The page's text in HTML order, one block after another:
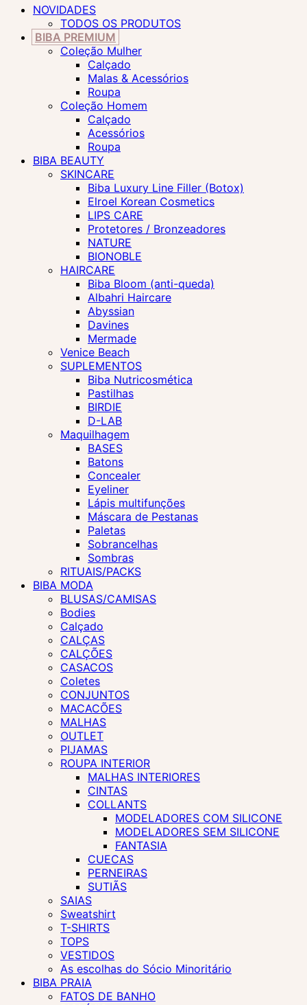
NOVIDADES
TODOS OS PRODUTOS
BIBA PREMIUM
Coleção Mulher
Calçado
Malas & Acessórios
Roupa
Coleção Homem
Calçado
Acessórios
Roupa
BIBA BEAUTY
SKINCARE
Biba Luxury Line Filler (Botox)
Elroel Korean Cosmetics
LIPS CARE
Protetores / Bronzeadores
NATURE
BIONOBLE
HAIRCARE
Biba Bloom (anti-queda)
Albahri Haircare
Abyssian
Davines
Mermade
Venice Beach
SUPLEMENTOS
Biba Nutricosmética
Pastilhas
BIRDIE
D-LAB
Maquilhagem
BASES
Batons
Concealer
Eyeliner
Lápis multifunções
Máscara de Pestanas
Paletas
Sobrancelhas
Sombras
RITUAIS/PACKS
BIBA MODA
BLUSAS/CAMISAS
Bodies
Calçado
CALÇAS
CALÇÕES
CASACOS
Coletes
CONJUNTOS
MACACÕES
MALHAS
OUTLET
PIJAMAS
ROUPA INTERIOR
MALHAS INTERIORES
CINTAS
COLLANTS
MODELADORES COM SILICONE
MODELADORES SEM SILICONE
FANTASIA
CUECAS
PERNEIRAS
SUTIÃS
SAIAS
Sweatshirt
T-SHIRTS
TOPS
VESTIDOS
As escolhas do Sócio Minoritário
BIBA PRAIA
FATOS DE BANHO